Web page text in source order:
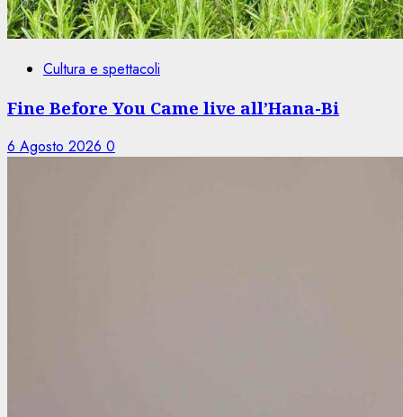
Cultura e spettacoli
Fine Before You Came live all’Hana-Bi
6 Agosto 2026 0